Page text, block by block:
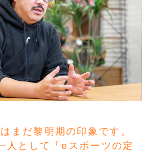
まだ黎明期の印象です。
人として「eスポーツの定